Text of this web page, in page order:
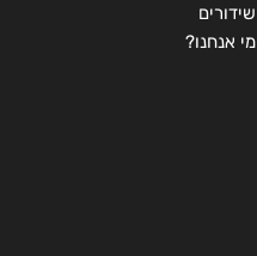
שידורים
מי אנחנו?